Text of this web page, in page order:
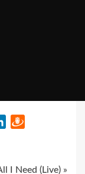
LinkedIn
I Need (Live) »